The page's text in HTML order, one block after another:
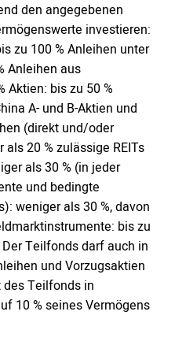
den angegebenen
investieren:
zu 100 % Anleihen unter
Anleihen aus
Aktien: bis zu 50 %
A- und B-Aktien und
(direkt und/oder
20 % zulässige REITs
als 30 % (in jeder
und bedingte
weniger als 30 %, davon
bis zu
Der Teilfonds darf auch in
und Vorzugsaktien
des Teilfonds in
10 % seines Vermögens